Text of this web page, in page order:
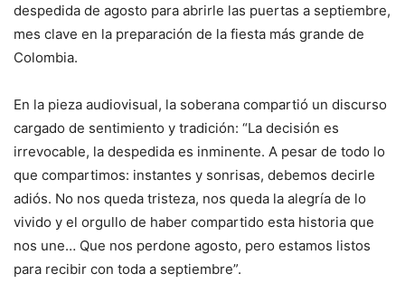
despedida de agosto para abrirle las puertas a septiembre,
mes clave en la preparación de la fiesta más grande de
Colombia.
En la pieza audiovisual, la soberana compartió un discurso
cargado de sentimiento y tradición: “La decisión es
irrevocable, la despedida es inminente. A pesar de todo lo
que compartimos: instantes y sonrisas, debemos decirle
adiós. No nos queda tristeza, nos queda la alegría de lo
vivido y el orgullo de haber compartido esta historia que
nos une… Que nos perdone agosto, pero estamos listos
para recibir con toda a septiembre”.